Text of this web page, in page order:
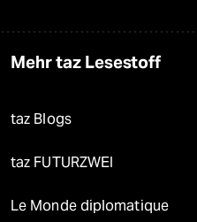
Mehr taz Lesestoff
taz Blogs
taz FUTURZWEI
Le Monde diplomatique